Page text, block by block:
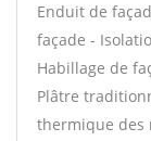
Enduit de
façade -
Habillage de
Plâtre
thermique des